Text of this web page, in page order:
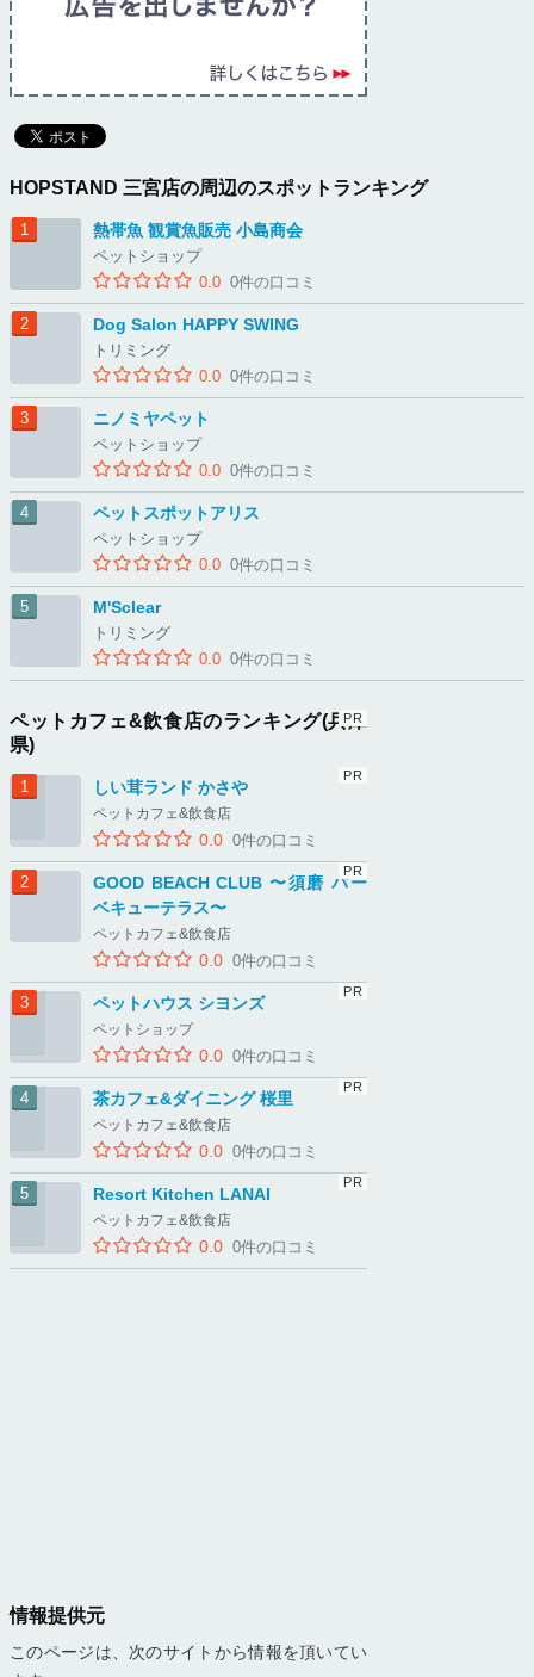
HOPSTAND 三宮店の周辺のスポットランキング
熱帯魚 観賞魚販売 小島商会
ペットショップ
0.0 0件の口コミ
Dog Salon HAPPY SWING
トリミング
0.0 0件の口コミ
ニノミヤペット
ペットショップ
0.0 0件の口コミ
ペットスポットアリス
ペットショップ
0.0 0件の口コミ
M'Sclear
トリミング
0.0 0件の口コミ
ペットカフェ&飲食店のランキング(兵庫
県)
しい茸ランド かさや
ペットカフェ&飲食店
0.0 0件の口コミ
GOOD BEACH CLUB 〜須磨 バー
ベキューテラス〜
ペットカフェ&飲食店
0.0 0件の口コミ
ペットハウス シヨンズ
ペットショップ
0.0 0件の口コミ
茶カフェ&ダイニング 桜里
ペットカフェ&飲食店
0.0 0件の口コミ
Resort Kitchen LANAI
ペットカフェ&飲食店
0.0 0件の口コミ
情報提供元
このページは、次のサイトから情報を頂いてい